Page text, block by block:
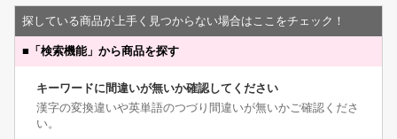
探している商品が上手く見つからない場合はここをチェック！
■ 「検索機能」から商品を探す
キーワードに間違いが無いか確認してください
漢字の変換違いや英単語のつづり間違いが無いかご確認くださ
い。